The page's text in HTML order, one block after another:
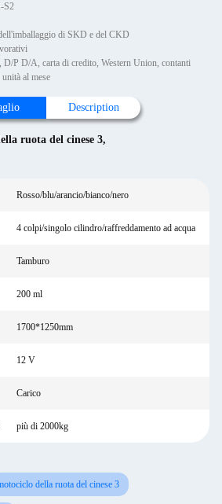
S2
di SKD e del CKD
D/P D/A, carta di credito, Western Union, contanti
al mese
Description
ruota del cinese 3,
Rosso/blu/arancio/bianco/nero
4 colpi/singolo cilindro/raffreddamento ad acqua
Tamburo
200 ml
1700*1250mm
12 V
Carico
più di 2000kg
della ruota del cinese 3